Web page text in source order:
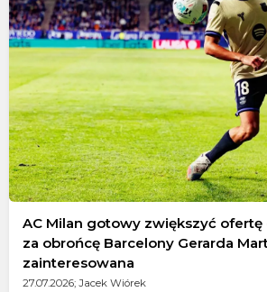
AC Milan gotowy zwiększyć ofertę
za obrońcę Barcelony Gerarda
zainteresowana
27.07.2026; Jacek Wiórek